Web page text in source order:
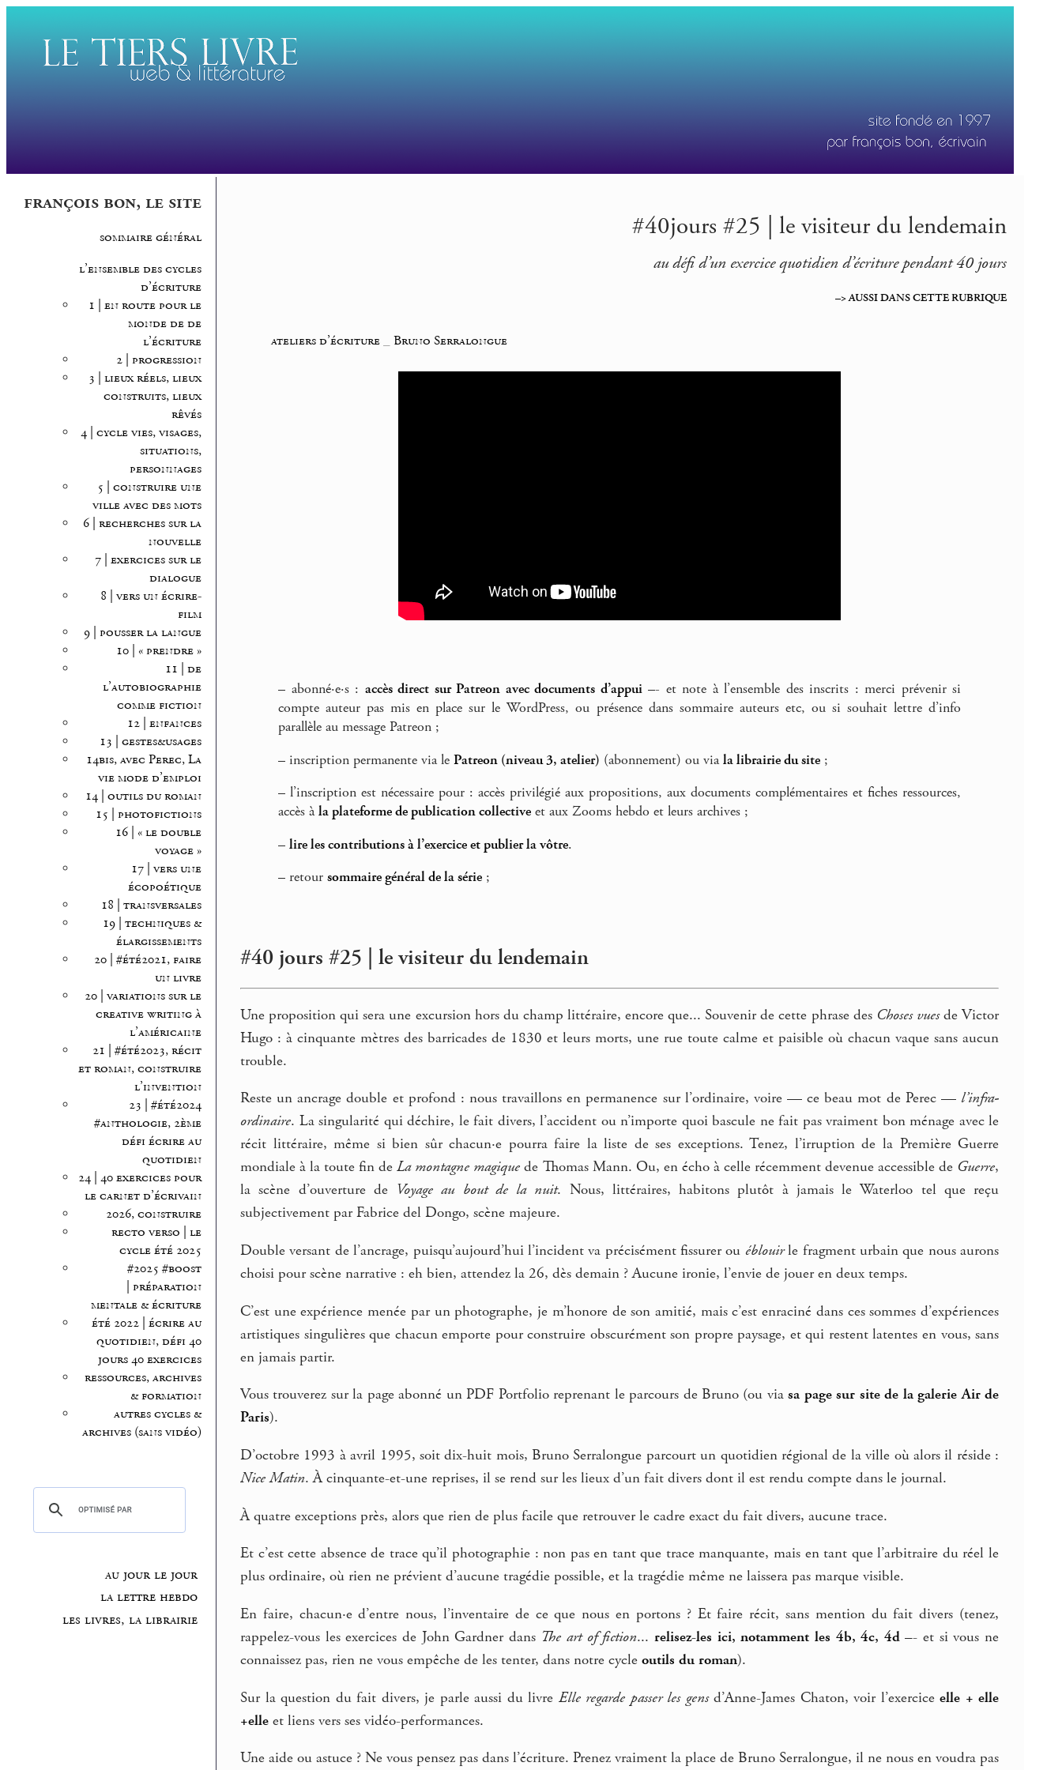
françois bon, le site
sommaire général
l’ensemble des cycles
d’écriture
1 | en route pour le
monde de de
l’écriture
2 | progression
3 | lieux réels, lieux
construits, lieux
rêvés
4 | cycle vies, visages,
situations,
personnages
5 | construire une
ville avec des mots
6 | recherches sur la
nouvelle
7 | exercices sur le
dialogue
8 | vers un écrire-
film
9 | pousser la langue
10 | « prendre »
11 | de
l’autobiographie
comme fiction
12 | enfances
13 | gestes&usages
14bis, avec Perec, La
vie mode d’emploi
14 | outils du roman
15 | photofictions
16 | « le double
voyage »
17 | vers une
écopoétique
18 | transversales
19 | techniques &
élargissements
20 | #été2021, faire
un livre
20 | variations sur le
creative writing à
l’américaine
21 | #été2023, récit
et roman, construire
l’invention
23 | #été2024
#anthologie, 2ème
défi écrire au
quotidien
24 | 40 exercices pour
le carnet d’écrivain
2026, construire
recto verso | le
cycle été 2025
#2025 #boost
| préparation
mentale & écriture
été 2022 | écrire au
quotidien, défi 40
jours 40 exercices
ressources, archives
& formation
autres cycles &
archives (sans vidéo)
au jour le jour
la lettre hebdo
les livres, la librairie
#40jours #25 | le visiteur du lendemain
au défi d’un exercice quotidien d’écriture pendant 40 jours
–> AUSSI DANS CETTE RUBRIQUE
ateliers d’écriture _Bruno Serralongue
– abonné·e·s : accès direct sur Patreon avec documents d’appui–- et note à l’ensemble des inscrits : merci prévenir si
compte auteur pas mis en place sur le WordPress, ou présence dans sommaire auteurs etc, ou si souhait lettre d’info
parallèle au message Patreon ;
– inscription permanente via le Patreon (niveau 3, atelier) (abonnement) ou viala librairie du site ;
– l’inscription est nécessaire pour : accès privilégié aux propositions, aux documents complémentaires et fiches ressources,
accès àla plateforme de publication collective et aux Zooms hebdo et leurs archives ;
– lire les contributions à l’exercice et publier la vôtre.
– retour sommaire général de la série ;
#40 jours #25 | le visiteur du lendemain
Une proposition qui sera une excursion hors du champ littéraire, encore que... Souvenir de cette phrase des Choses vuesde Victor
Hugo : à cinquante mètres des barricades de 1830 et leurs morts, une rue toute calme et paisible où chacun vaque sans aucun
trouble.
Reste un ancrage double et profond : nous travaillons en permanence sur l’ordinaire, voire — ce beau mot de Perec — l’infra-
ordinaire. La singularité qui déchire, le fait divers, l’accident ou n’importe quoi bascule ne fait pas vraiment bon ménage avec le
récit littéraire, même si bien sûr chacun·e pourra faire la liste de ses exceptions. Tenez, l’irruption de la Première Guerre
mondiale à la toute fin deLa montagne magique de Thomas Mann. Ou, en écho à celle récemment devenue accessible de Guerre,
la scène d’ouverture de Voyage au bout de la nuit. Nous, littéraires, habitons plutôt à jamais le Waterloo tel que reçu
subjectivement par Fabrice del Dongo, scène majeure.
Double versant de l’ancrage, puisqu’aujourd’hui l’incident va précisément fissurer ou éblouirle fragment urbain que nous aurons
choisi pour scène narrative : eh bien, attendez la 26, dès demain ? Aucune ironie, l’envie de jouer en deux temps.
C’est une expérience menée par un photographe, je m’honore de son amitié, mais c’est enraciné dans ces sommes d’expériences
artistiques singulières que chacun emporte pour construire obscurément son propre paysage, et qui restent latentes en vous, sans
en jamais partir.
Vous trouverez sur la page abonné un PDF Portfolio reprenant le parcours de Bruno (ou viasa page sur site de la galerie Air de
Paris).
D’octobre 1993 à avril 1995, soit dix-huit mois, Bruno Serralongue parcourt un quotidien régional de la ville où alors il réside :
Nice Matin. À cinquante-et-une reprises, il se rend sur les lieux d’un fait divers dont il est rendu compte dans le journal.
À quatre exceptions près, alors que rien de plus facile que retrouver le cadre exact du fait divers, aucune trace.
Et c’est cette absence de trace qu’il photographie : non pas en tant que trace manquante, mais en tant que l’arbitraire du réel le
plus ordinaire, où rien ne prévient d’aucune tragédie possible, et la tragédie même ne laissera pas marque visible.
En faire, chacun·e d’entre nous, l’inventaire de ce que nous en portons ? Et faire récit, sans mention du fait divers (tenez,
rappelez-vous les exercices de John Gardner dans The art of fiction...relisez-les ici, notamment les 4b, 4c, 4d–- et si vous ne
connaissez pas, rien ne vous empêche de les tenter, dans notre cycle outils du roman).
Sur la question du fait divers, je parle aussi du livre Elle regarde passer les gensd’Anne-James Chaton, voir l’exerciceelle + elle
+elle et liens vers ses vidéo-performances.
Une aide ou astuce ? Ne vous pensez pas dans l’écriture. Prenez vraiment la place de Bruno Serralongue, il ne nous en voudra pas